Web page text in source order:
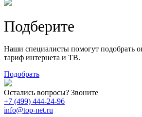
Подберите
Наши специалисты помогут подобрать
тариф интернета и ТВ.
Подобрать
Остались вопросы? Звоните
+7 (499) 444-24-96
info@top-net.ru